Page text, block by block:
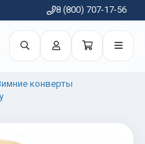
8 (800) 707-17-56
конверты